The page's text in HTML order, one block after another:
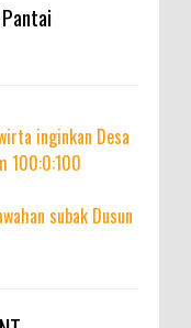
inginkan Desa
100:0:100
subak Dusun